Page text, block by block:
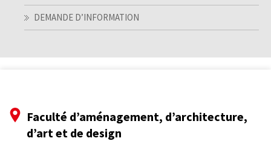
DEMANDE D’INFORMATION
Faculté d’aménagement, d’architecture,
d’art et de design